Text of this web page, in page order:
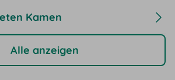
Kamen
Alle anzeigen